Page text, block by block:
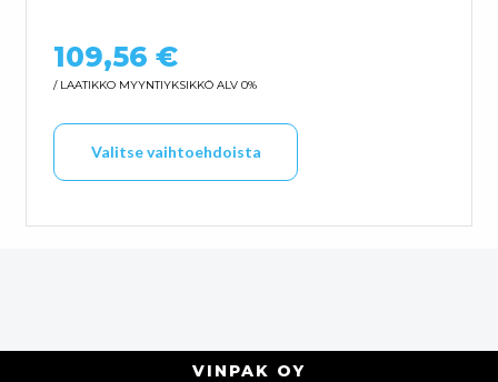
109,56 €
/ LAATIKKO MYYNTIYKSIKKÖ ALV 0%
Valitse vaihtoehdoista
Tällä tuotteella on
VINPAK OY